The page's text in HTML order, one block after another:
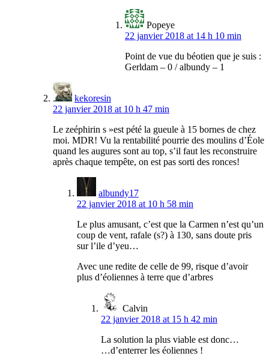
Popeye
22 janvier 2018 at 14 h 10 min
Point de vue du béotien que je suis :
Gerldam – 0 / albundy – 1
kekoresin
22 janvier 2018 at 10 h 47 min
Le zeéphirin s »est pété la gueule à 15 bornes de chez
moi. MDR! Vu la rentabilité pourrie des moulins d’Éole
quand les augures sont au top, s’il faut les reconstruire
après chaque tempête, on est pas sorti des ronces!
albundy17
22 janvier 2018 at 10 h 58 min
Le plus amusant, c’est que la Carmen n’est qu’un
coup de vent, rafale (s?) à 130, sans doute pris
sur l’ile d’yeu…
Avec une redite de celle de 99, risque d’avoir
plus d’éoliennes à terre que d’arbres
Calvin
22 janvier 2018 at 15 h 42 min
La solution la plus viable est donc…
…d’enterrer les éoliennes !